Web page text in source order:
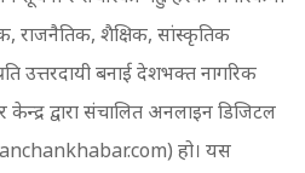
राजनैतिक, शैक्षिक, सांस्कृतिक
उत्तरदायी बनाई देशभक्त नागरिक
द्वारा संचालित अनलाइन डिजिटल
हो। यस